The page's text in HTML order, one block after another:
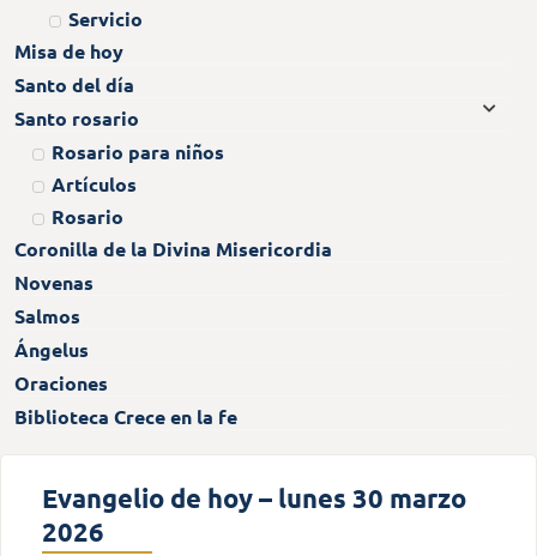
Servicio
Misa de hoy
Santo del día
Santo rosario
Rosario para niños
Artículos
Rosario
Coronilla de la Divina Misericordia
Novenas
Salmos
Ángelus
Oraciones
Biblioteca Crece en la fe
Evangelio de hoy – lunes 30 marzo
2026